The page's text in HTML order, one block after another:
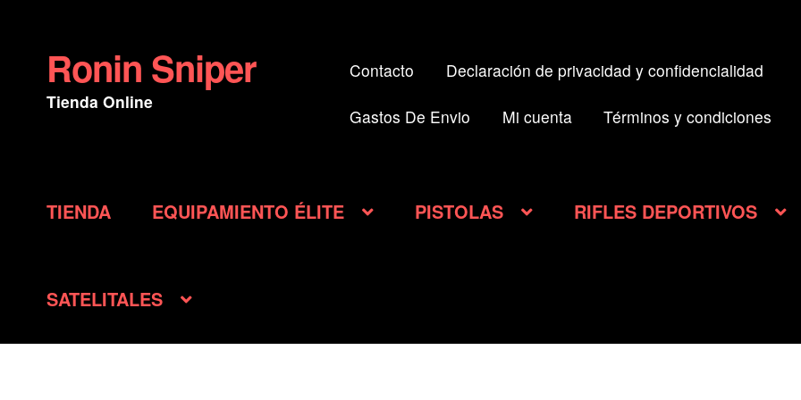
Ir
a
la
Ir
al
contenido
Ronin Sniper
Tienda Online
Contacto Declaración de privacidad y confidencialidad
Gastos De Envio Mi cuenta Términos y condiciones
TIENDA EQUIPAMIENTO ÉLITE PISTOLAS RIFLES DEPORTIVOS
SATELITALES